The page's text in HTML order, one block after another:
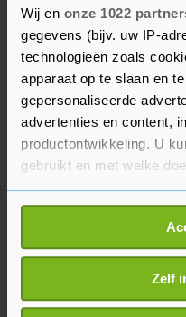
Wij en onze 1022
gegevens (bijv. uw IP-
technologieën zoals
apparaat op te slaan en
gepersonaliseerde
advertenties en content,
productontwikkeling. U
gebruikt en met welke
Als u het toestaat, willen
Informatie
locatie, die tot een
Uw apparaat
scannen op
Zelf
Meer uit Buitenland
Grote natuurbrand
Niebla rukt op